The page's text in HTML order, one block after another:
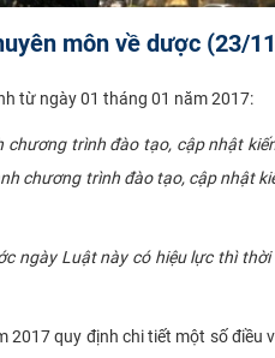
môn về dược (23/
từ ngày 01 tháng 01 năm 2017:
trình đào tạo, cập nhật
chương trình đào tạo, cập nhật
ngày Luật này có hiệu lực thì
quy định chi tiết một số